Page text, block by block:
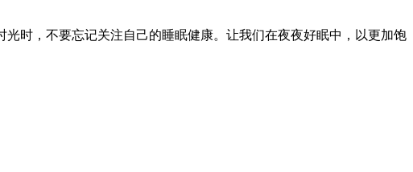
时，不要忘记关注自己的睡眠健康。让我们在夜夜好眠中，以更加饱